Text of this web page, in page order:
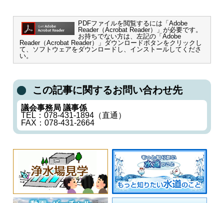
PDFファイルを閲覧するには「Adobe
Reader（Acrobat Reader）」が必要です。
お持ちでない方は、左記の「Adobe
Reader（Acrobat Reader）」ダウンロードボタンをクリックし
て、ソフトウェアをダウンロードし、インストールしてくださ
い。
この記事に関するお問い合わせ先
議会事務局 議事係
TEL：078-431-1894（直通）
FAX：078-431-2664